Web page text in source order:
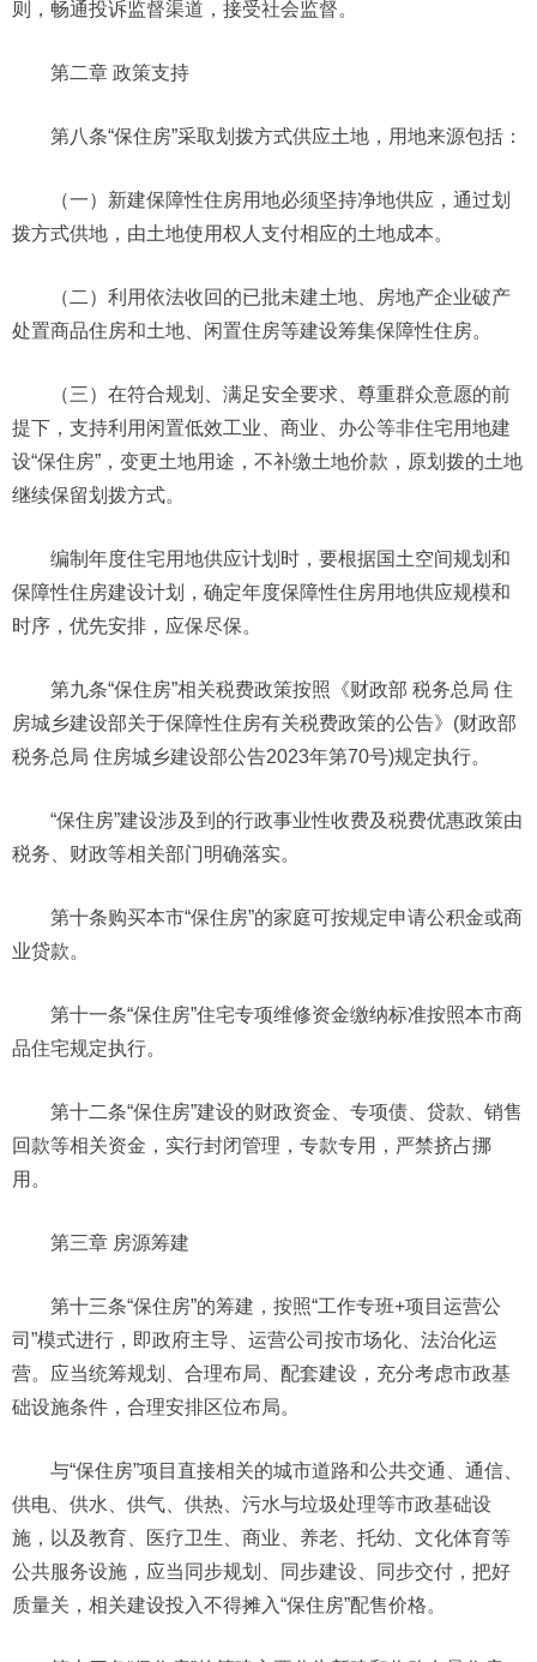
则，畅通投诉监督渠道，接受社会监督。
第二章 政策支持
第八条“保住房”采取划拨方式供应土地，用地来源包括：
（一）新建保障性住房用地必须坚持净地供应，通过划
拨方式供地，由土地使用权人支付相应的土地成本。
（二）利用依法收回的已批未建土地、房地产企业破产
处置商品住房和土地、闲置住房等建设筹集保障性住房。
（三）在符合规划、满足安全要求、尊重群众意愿的前
提下，支持利用闲置低效工业、商业、办公等非住宅用地建
设“保住房”，变更土地用途，不补缴土地价款，原划拨的土地
继续保留划拨方式。
编制年度住宅用地供应计划时，要根据国土空间规划和
保障性住房建设计划，确定年度保障性住房用地供应规模和
时序，优先安排，应保尽保。
第九条“保住房”相关税费政策按照《财政部 税务总局 住
房城乡建设部关于保障性住房有关税费政策的公告》(财政部
税务总局 住房城乡建设部公告2023年第70号)规定执行。
“保住房”建设涉及到的行政事业性收费及税费优惠政策由
税务、财政等相关部门明确落实。
第十条购买本市“保住房”的家庭可按规定申请公积金或商
业贷款。
第十一条“保住房”住宅专项维修资金缴纳标准按照本市商
品住宅规定执行。
第十二条“保住房”建设的财政资金、专项债、贷款、销售
回款等相关资金，实行封闭管理，专款专用，严禁挤占挪
用。
第三章 房源筹建
第十三条“保住房”的筹建，按照“工作专班+项目运营公
司”模式进行，即政府主导、运营公司按市场化、法治化运
营。应当统筹规划、合理布局、配套建设，充分考虑市政基
础设施条件，合理安排区位布局。
与“保住房”项目直接相关的城市道路和公共交通、通信、
供电、供水、供气、供热、污水与垃圾处理等市政基础设
施，以及教育、医疗卫生、商业、养老、托幼、文化体育等
公共服务设施，应当同步规划、同步建设、同步交付，把好
质量关，相关建设投入不得摊入“保住房”配售价格。